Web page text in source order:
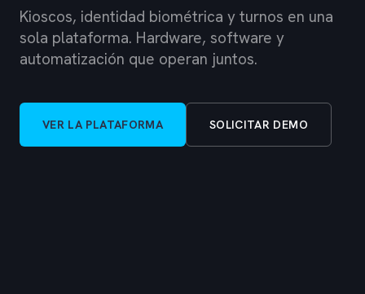
Kioscos, identidad biométrica y turnos en una
sola plataforma. Hardware, software y
automatización que operan juntos.
VER LA PLATAFORMA SOLICITAR DEMO